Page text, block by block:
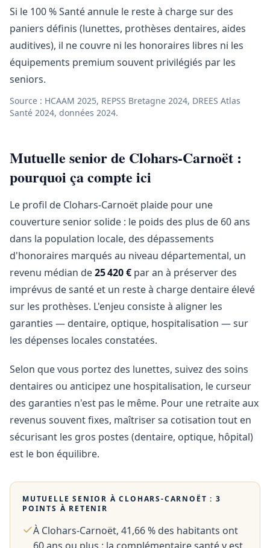
Si le 100 % Santé annule le reste à charge sur des
paniers définis (lunettes, prothèses dentaires, aides
auditives), il ne couvre ni les honoraires libres ni les
équipements premium souvent privilégiés par les
seniors.
Source : HCAAM 2025, REPSS Bretagne 2024, DREES Atlas
Santé 2024, données 2024.
Mutuelle senior de Clohars-Carnoët :
pourquoi ça compte ici
Le profil de Clohars-Carnoët plaide pour une
couverture senior solide : le poids des plus de 60 ans
dans la population locale, des dépassements
d'honoraires marqués au niveau départemental, un
revenu médian de25 420 € par an à préserver des
imprévus de santé et un reste à charge dentaire élevé
sur les prothèses. L'enjeu consiste à aligner les
garanties — dentaire, optique, hospitalisation — sur
les dépenses locales constatées.
Selon que vous portez des lunettes, suivez des soins
dentaires ou anticipez une hospitalisation, le curseur
des garanties n'est pas le même. Pour une retraite aux
revenus souvent fixes, maîtriser sa cotisation tout en
sécurisant les gros postes (dentaire, optique, hôpital)
est le bon équilibre.
MUTUELLE SENIOR ÀCLOHARS-CARNOËT : 3
POINTS À RETENIR
À Clohars-Carnoët, 41,66 % des habitants ont